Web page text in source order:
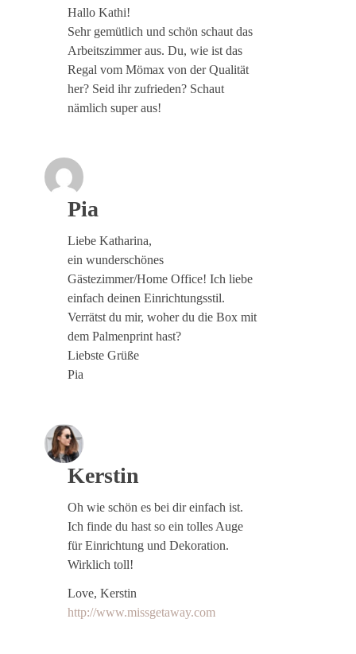
Hallo Kathi!
Sehr gemütlich und schön schaut das
Arbeitszimmer aus. Du, wie ist das
Regal vom Mömax von der Qualität
her? Seid ihr zufrieden? Schaut
nämlich super aus!
Pia
Liebe Katharina,
ein wunderschönes
Gästezimmer/Home Office! Ich liebe
einfach deinen Einrichtungsstil.
Verrätst du mir, woher du die Box mit
dem Palmenprint hast?
Liebste Grüße
Pia
Kerstin
Oh wie schön es bei dir einfach ist.
Ich finde du hast so ein tolles Auge
für Einrichtung und Dekoration.
Wirklich toll!
Love, Kerstin
http://www.missgetaway.com